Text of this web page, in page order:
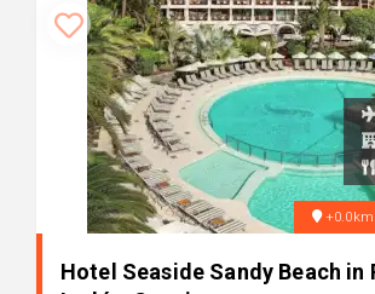
Hotel Seaside Sandy Beach in